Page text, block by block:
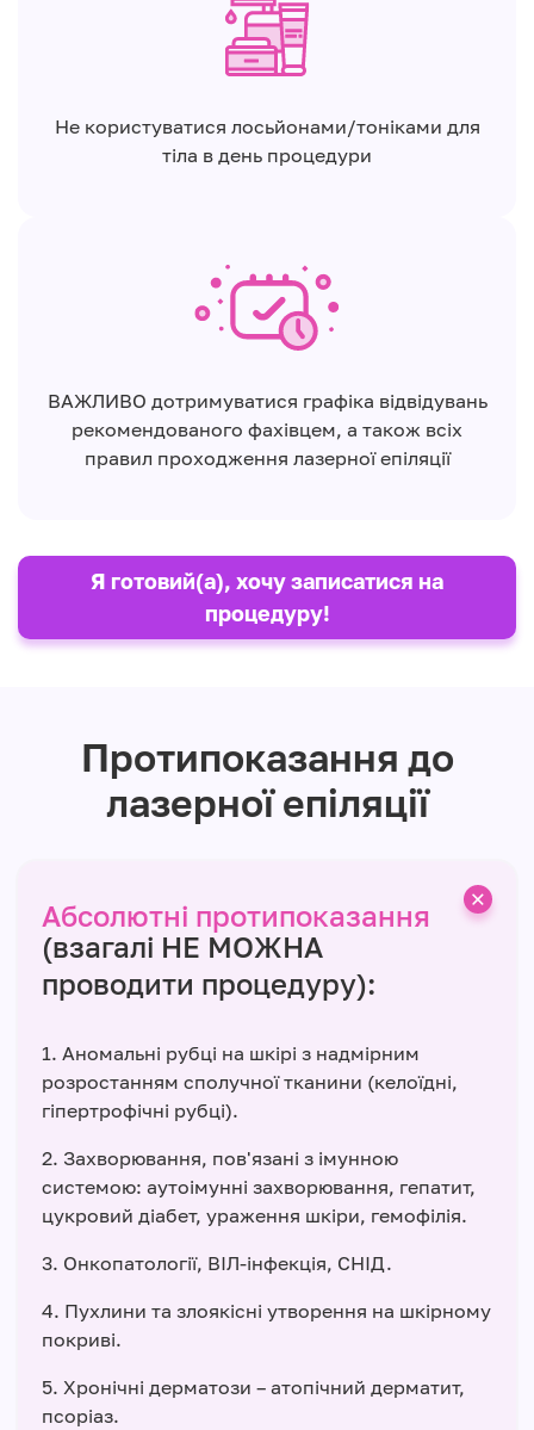
Не користуватися лосьйонами/тоніками для
тіла в день процедури
ВАЖЛИВО дотримуватися графіка відвідувань
рекомендованого фахівцем, а також всіх
правил проходження лазерної епіляції
Я готовий(а), хочу записатися на
процедуру!
Протипоказання до
лазерної епіляції
Абсолютні протипоказання
(взагалі НЕ МОЖНА
проводити процедуру):
1. Аномальні рубці на шкірі з надмірним
розростанням сполучної тканини (келоїдні,
гіпертрофічні рубці).
2. Захворювання, пов'язані з імунною
системою: аутоімунні захворювання, гепатит,
цукровий діабет, ураження шкіри, гемофілія.
3. Онкопатології, ВІЛ-інфекція, СНІД.
4. Пухлини та злоякісні утворення на шкірному
покриві.
5. Хронічні дерматози – атопічний дерматит,
псоріаз.